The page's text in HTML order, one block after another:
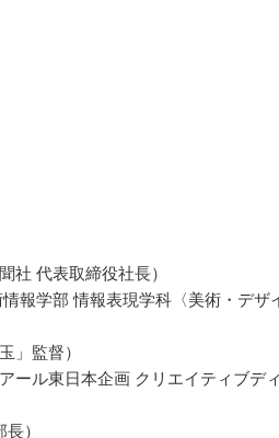
社 代表取締役社長）
報学部 情報表現学科〈美術・デザ
」監督）
ール東日本企画 クリエイティブデ
）